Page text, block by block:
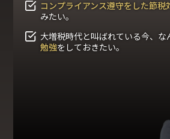
コンプライアンス遵守をした節税
みたい。
大増税時代と叫ばれている今、な
勉強をしておきたい。